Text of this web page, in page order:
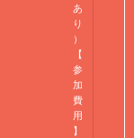
あ
り
）
【
参
加
費
用
】